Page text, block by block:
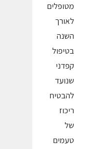
מטופלים
לאורך
השנה
בטיפול
קפדני
שנועד
להבטיח
ריכוז
של
טעמים